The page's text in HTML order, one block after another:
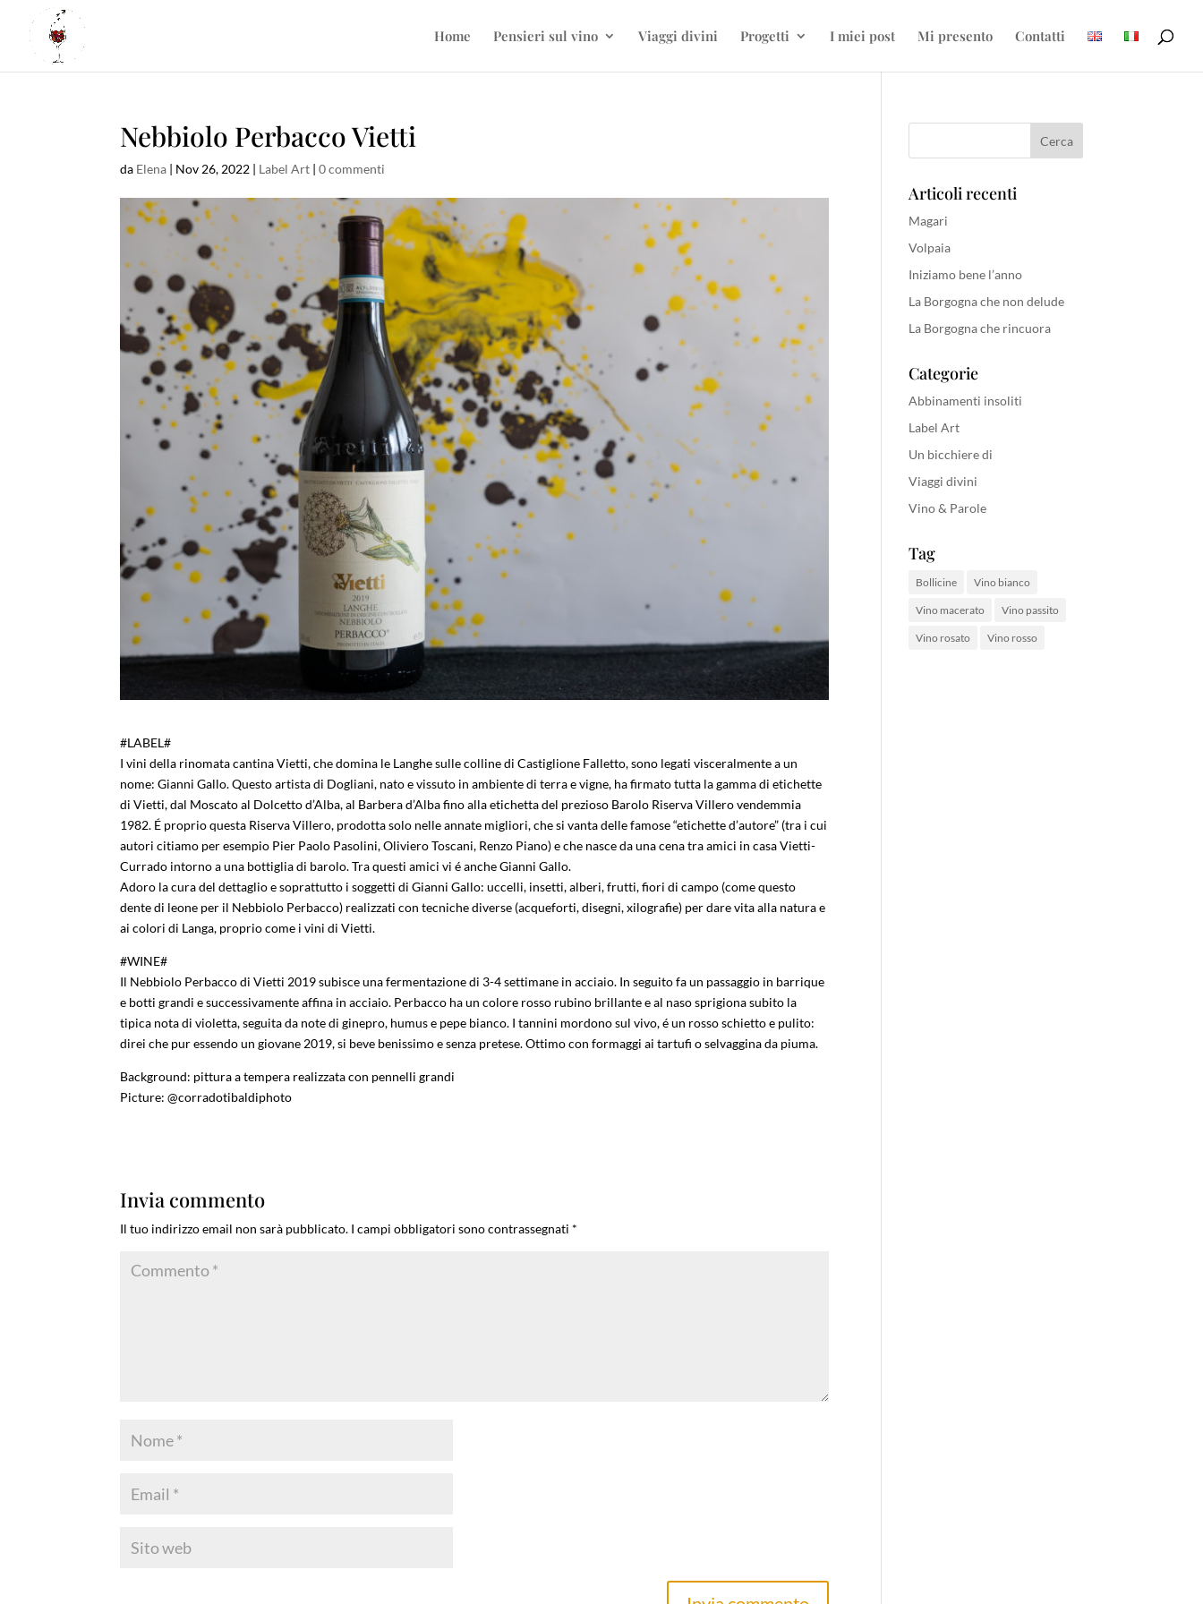
Home Pensieri sul vino Viaggi divini Progetti I miei post Mi presento Contatti
Nebbiolo Perbacco Vietti
da Elena | Nov 26, 2022 | Label Art |0 commenti
#LABEL#
I vini della rinomata cantina Vietti, che domina le Langhe sulle colline di Castiglione Falletto, sono legati visceralmente a un
nome: Gianni Gallo. Questo artista di Dogliani, nato e vissuto in ambiente di terra e vigne, ha firmato tutta la gamma di etichette
di Vietti, dal Moscato al Dolcetto d’Alba, al Barbera d’Alba fino alla etichetta del prezioso Barolo Riserva Villero vendemmia
1982. É proprio questa Riserva Villero, prodotta solo nelle annate migliori, che si vanta delle famose “etichette d’autore” (tra i cui
autori citiamo per esempio Pier Paolo Pasolini, Oliviero Toscani, Renzo Piano) e che nasce da una cena tra amici in casa Vietti-
Currado intorno a una bottiglia di barolo. Tra questi amici vi é anche Gianni Gallo.
Adoro la cura del dettaglio e soprattutto i soggetti di Gianni Gallo: uccelli, insetti, alberi, frutti, fiori di campo (come questo
dente di leone per il Nebbiolo Perbacco) realizzati con tecniche diverse (acqueforti, disegni, xilografie) per dare vita alla natura e
ai colori di Langa, proprio come i vini di Vietti.
#WINE#
Il Nebbiolo Perbacco di Vietti 2019 subisce una fermentazione di 3-4 settimane in acciaio. In seguito fa un passaggio in barrique
e botti grandi e successivamente affina in acciaio. Perbacco ha un colore rosso rubino brillante e al naso sprigiona subito la
tipica nota di violetta, seguita da note di ginepro, humus e pepe bianco. I tannini mordono sul vivo, é un rosso schietto e pulito:
direi che pur essendo un giovane 2019, si beve benissimo e senza pretese. Ottimo con formaggi ai tartufi o selvaggina da piuma.
Background: pittura a tempera realizzata con pennelli grandi
Picture: @corradotibaldiphoto
Invia commento
Il tuo indirizzo email non sarà pubblicato. I campi obbligatori sono contrassegnati *
Articoli recenti
Magari
Volpaia
Iniziamo bene l’anno
La Borgogna che non delude
La Borgogna che rincuora
Categorie
Abbinamenti insoliti
Label Art
Un bicchiere di
Viaggi divini
Vino & Parole
Tag
Bollicine Vino bianco
Vino macerato Vino passito
Vino rosato Vino rosso